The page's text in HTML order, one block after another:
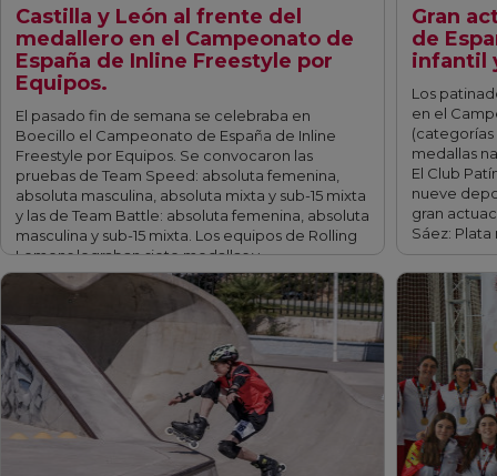
Castilla y León al frente del
medallero en el Campeonato de
España de Inline Freestyle por
Equipos.
El pasado fin de semana se celebraba en
Boecillo el Campeonato de España de Inline
Freestyle por Equipos. Se convocaron las
pruebas de Team Speed: absoluta femenina,
absoluta masculina, absoluta mixta y sub-15 mixta
y las de Team Battle: absoluta femenina, absoluta
masculina y sub-15 mixta. Los equipos de Rolling
Lemons lograban siete medallas y …
Gran
de
infantil
Los
en el
(categorías
medallas
El Club
nueve
gran
Sáez: